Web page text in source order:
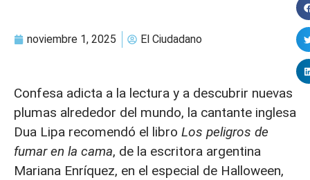
noviembre 1, 2025 El Ciudadano
Confesa adicta a la lectura y a descubrir nuevas
plumas alrededor del mundo, la cantante inglesa
Dua Lipa recomendó el libro Los peligros de
fumar en la cama, de la escritora argentina
Mariana Enríquez, en el especial de Halloween,